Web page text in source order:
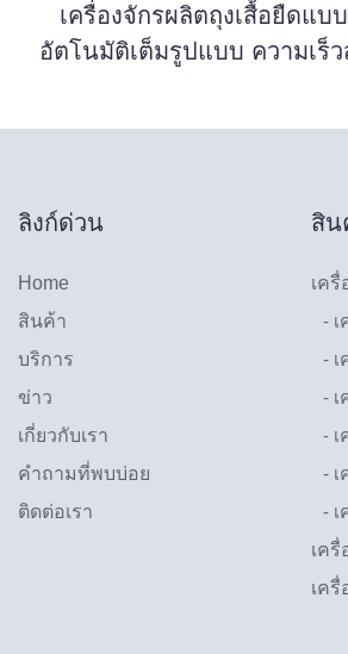
เครื่องจักรผลิตถุงเสื้อยืดแบบ
อัตโนมัติเต็มรูปแบบ ความเร็ว
ลิงก์ด่วน
Home
สินค้า
บริการ
ข่าว
เกี่ยวกับเรา
คำถามที่พบบ่อย
ติดต่อเรา
สิน
เครื่
- เ
- เ
-
- เ
-
- เ
เค
เค